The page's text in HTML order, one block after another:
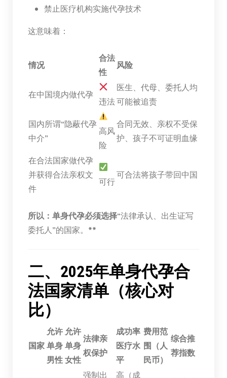
禁止医疗机构实施代孕技术
这意味着：
情况
合法
性
风险
在中国境内做代孕
违法
医生、代母、委托人均
可能被追责
国内所谓“隐蔽代孕
中介”
高风
险
合同无效、亲权不受保
护、孩子不可证明血缘
在合法国家做代孕
并获得合法亲权文
件
可行
可合法将孩子带回中国
所以：单身代孕必须选择“法律承认、出生证写
委托人”的国家。**
二、2025年单身代孕合
法国家清单（核心对
比）
国家
允许
单身
男性
允许
单身
女性
法律亲
权保护
成功率
医疗水
平
费用范
围（人
民币）
综合推
荐指数
强制出
高（成